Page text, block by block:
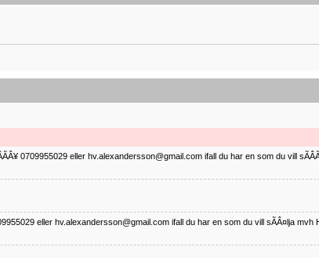
0709955029 eller hv.alexandersson@gmail.com ifall du har en som du vill
eller hv.alexandersson@gmail.com ifall du har en som du vill sÃÂ¤lja mvh